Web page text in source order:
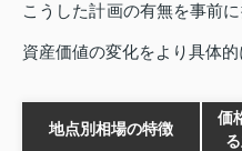
こうした計画の有無を事前
資産価値の変化をより具体
地点別相場の特徴
価